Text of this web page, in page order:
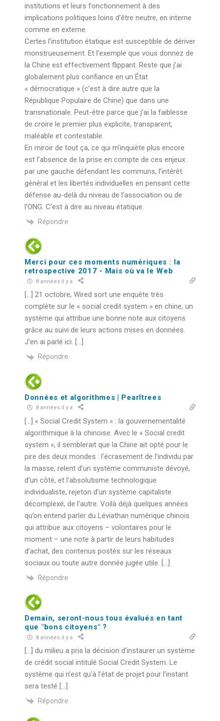
institutions et leurs fonctionnement à des
implications politiques loins d’être neutre, en interne
comme en externe.
Certes l’institution étatique est susceptible de dériver
monstrueusement. Et l’exemple que vous donnez de
la Chine est effectivement flippant. Reste que j’ai
globalement plus confiance en un État
« démocratique » (c’est à dire autre que la
République Populaire de Chine) que dans une
transnationale. Peut-être parce que j’ai la faiblesse
de croire le premier plus explicite, transparent,
maléable et contestable.
En miroir de tout ça, ce qui m’inquiète plus encore
est l’absence de la prise en compte de ces enjeux
par une gauche défendant les communs, l’intérêt
général et les libertés individuelles en pensant cette
défense au-delà du niveau de l’association ou de
l’ONG. C’est à dire au niveau étatique.
Répondre
Merci pour ces moments numériques : la
retrospective 2017 - Mais où va le Web
8 années il y a
[…] 21 octobre, Wired sort une enquête très
complète sur le « social credit system » en chine, un
système qui attribue une bonne note aux citoyens
grâce au suivi de leurs actions mises en données.
J’en ai parlé ici. […]
Répondre
Données et algorithmes | Pearltrees
8 années il y a
[…] « Social Credit System » : la gouvernementalité
algorithmique à la chinoise. Avec le « Social credit
system », il semblerait que la Chine ait opté pour le
pire des deux mondes : l’écrasement de l’individu par
la masse, relent d’un système communiste dévoyé,
d’un côté, et l’absolutisme technologique
individualiste, rejeton d’un système capitaliste
décomplexé, de l’autre. Voilà déjà quelques années
qu’on entend parler du Léviathan numérique chinois
qui attribue aux citoyens – volontaires pour le
moment – une note à partir de leurs habitudes
d’achat, des contenus postés sur les réseaux
sociaux ou toute autre donnée jugée utile. […]
Répondre
Demain, seront-nous tous évalués en tant
que "bons citoyens" ?
8 années il y a
[…] du milieu a pris la décision d’instaurer un système
de crédit social intitulé Social Credit System. Le
système qui n’est qu’à l’état de projet pour l’instant
sera testé […]
Répondre